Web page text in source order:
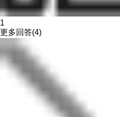
1
更多回答(4)